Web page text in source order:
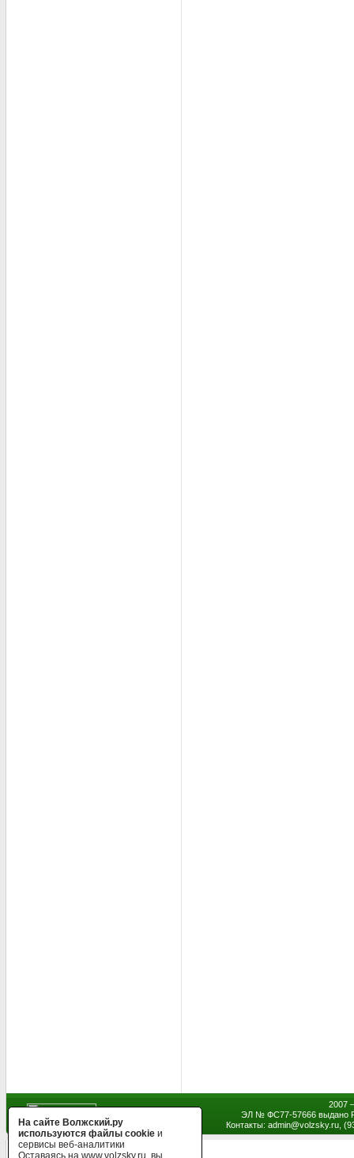
2007
ЭЛ № ФС77-57666 выдано
Контакты: admin@volzsky.ru,
На сайте Волжский.ру
используются файлы cookie и
сервисы веб-аналитики
Оставаясь на www.volzsky.ru, вы